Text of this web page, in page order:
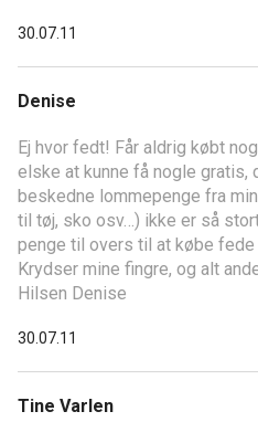
30.07.11
Denise
Ej hvor fedt! Får aldrig købt
elske at kunne få nogle gratis,
beskedne lommepenge fra
til tøj, sko osv…) ikke er så
penge til overs til at købe
Krydser mine fingre, og alt
Hilsen Denise
30.07.11
Tine Varlen